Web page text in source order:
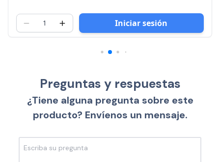
Iniciar sesión
Preguntas y respuestas
¿Tiene alguna pregunta sobre este
producto? Envíenos un mensaje.